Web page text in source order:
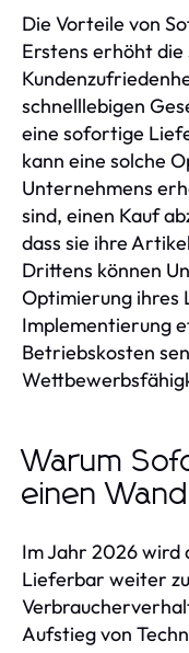
Die Vorteile von
Erstens erhöht
schnelllebigen
eine sofortige
kann eine solche
Unternehmens
sind, einen Kauf
dass sie ihre
Drittens können
Optimierung ihres
Implementierung
Betriebskosten
Warum
einen
Im Jahr 2026 wird
Lieferbar weiter
Aufstieg von